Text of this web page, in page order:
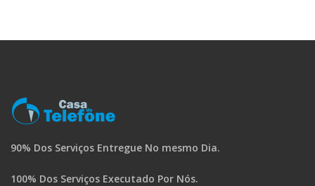
90% Dos Serviços Entregue No mesmo Dia.
100% Dos Serviços Executado Por Nós.